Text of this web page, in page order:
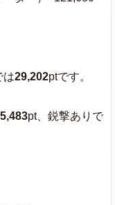
は29,202ptです。
pt、鋭撃ありで